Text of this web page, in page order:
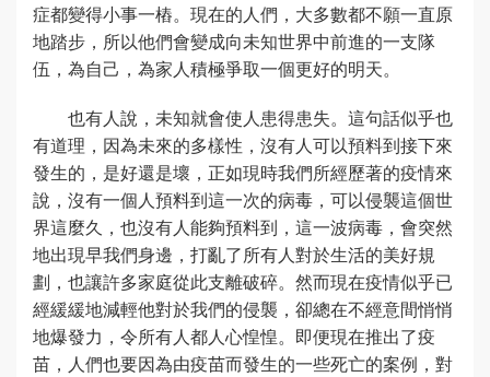
症都變得小事一樁。現在的人們，大多數都不願一直原
地踏步，所以他們會變成向未知世界中前進的一支隊
伍，為自己，為家人積極爭取一個更好的明天。
也有人說，未知就會使人患得患失。這句話似乎也
有道理，因為未來的多樣性，沒有人可以預料到接下來
發生的，是好還是壞，正如現時我們所經歷著的疫情來
說，沒有一個人預料到這一次的病毒，可以侵襲這個世
界這麼久，也沒有人能夠預料到，這一波病毒，會突然
地出現早我們身邊，打亂了所有人對於生活的美好規
劃，也讓許多家庭從此支離破碎。然而現在疫情似乎已
經緩緩地減輕他對於我們的侵襲，卻總在不經意間悄悄
地爆發力，令所有人都人心惶惶。即便現在推出了疫
苗，人們也要因為由疫苗而發生的一些死亡的案例，對